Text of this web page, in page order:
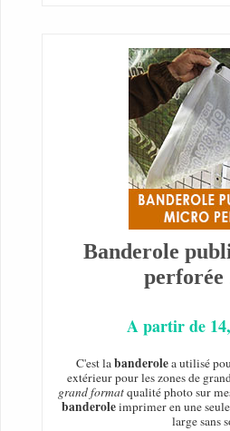
Banderole
perforée
A partir de
C'est labanderolea utilisé
extérieur pour les zones de
grand formatqualité photo sur
banderoleimprimer en une
large sans